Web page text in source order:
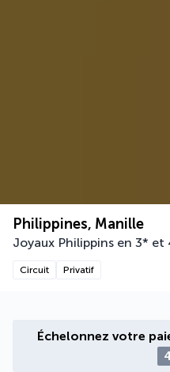
Philippines, Manille
Joyaux Philippins en 3* et
Circuit Privatif
Échelonnez votre